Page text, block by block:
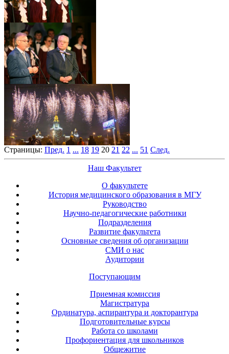
Страницы: Пред. 1 ... 18 19 20 21 22 ... 51 След.
Наш Факультет
О факультете
История медицинского образования в МГУ
Руководство
Научно-педагогические работники
Подразделения
Развитие факультета
Основные сведения об организации
СМИ о нас
Аудитории
Поступающим
Приемная комиссия
Магистратура
Ординатура, аспирантура и докторантура
Подготовительные курсы
Работа со школами
Профориентация для школьников
Общежитие